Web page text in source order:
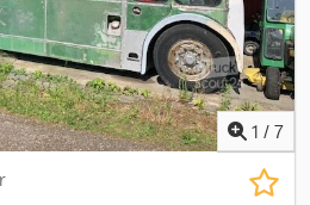
1 / 7